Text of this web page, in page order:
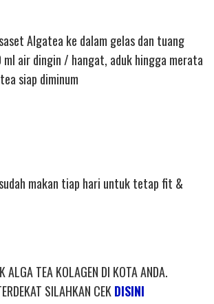
Algatea ke dalam gelas dan tuang
air dingin / hangat, aduk hingga merata
siap diminum
makan tiap hari untuk tetap fit &
ALGA TEA KOLAGEN DI KOTA ANDA.
SILAHKAN CEK DISINI